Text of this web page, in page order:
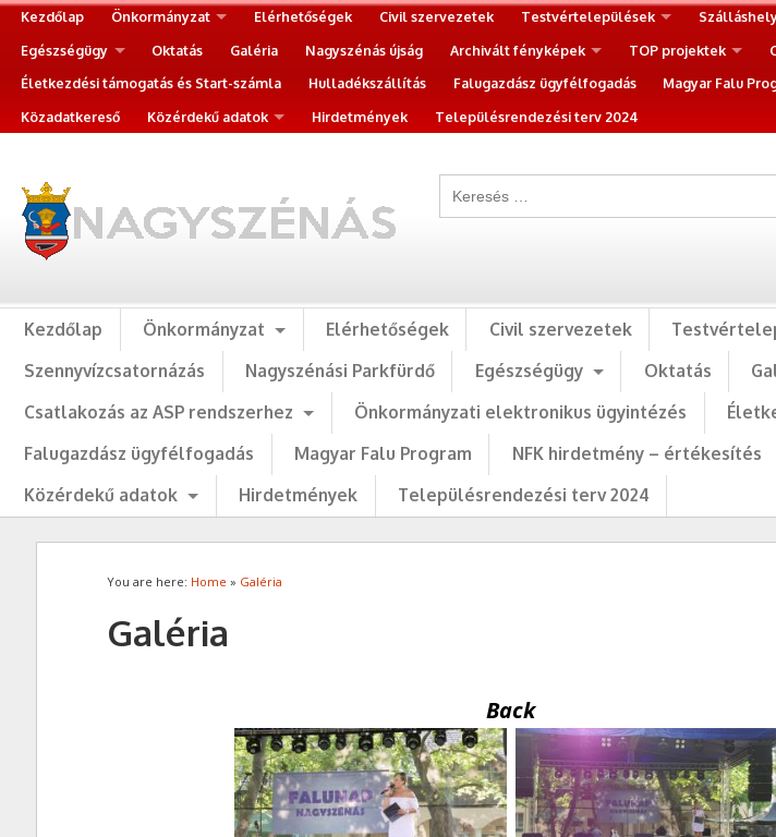
Kezdőlap Önkormányzat Elérhetőségek Civil szervezetek Testvértelepülések
Egészségügy
Oktatás Galéria Nagyszénás újság Archivált fényképek TOP projektek
Életkezdési támogatás és Start-számla
Hulladékszállítás Falugazdász ügyfélfogadás Magyar Falu
Közadatkereső
Közérdekű adatok Hirdetmények Településrendezési terv 2024
Kezdőlap Önkormányzat Elérhetőségek Civil szervezetek
Szennyvízcsatornázás
Nagyszénási Parkfürdő Egészségügy Oktatás
Csatlakozás az ASP rendszerhez
Önkormányzati elektronikus ügyintézés
Falugazdász ügyfélfogadás
Magyar Falu Program NFK hirdetmény – értékesítés
Közérdekű adatok
Hirdetmények Településrendezési terv 2024
You are here: Home » Galéria
Galéria
Back